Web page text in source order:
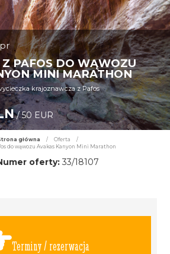
Z PAFOS DO WĄWOZU
MINI MARATHON
krajoznawcza z Pafos
/ 50 EUR
główna / Oferta
/
do wąwozu Avakas Kanyon Mini Marathon
oferty:33/18107
Terminy / rezerwacja